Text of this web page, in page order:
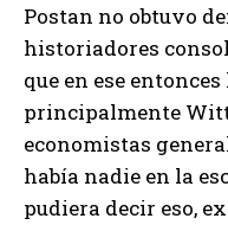
Postan no obtuvo
historiadores
que en ese
principalmente
economistas
había nadie en la
pudiera decir eso,